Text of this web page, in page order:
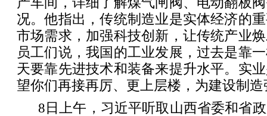
况。他指出，传统制造业是实体经济的
市场需求，加强科技创新，让传统产业
员工们说，我国的工业发展，过去是靠
天要靠先进技术和装备来提升水平。实
望你们再接再厉、更上层楼，为建设制
8日上午，习近平听取山西省委和省